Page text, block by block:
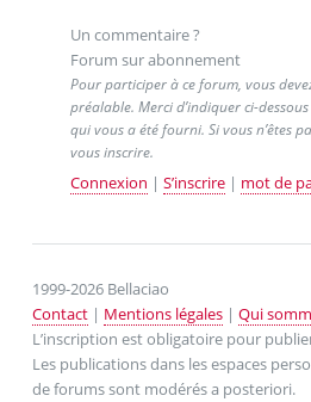
Un commentaire ?
Forum sur abonnement
Pour participer à ce forum, vous
préalable. Merci d’indiquer ci-
qui vous a été fourni. Si vous n’êtes
vous inscrire.
Connexion | S’inscrire| mot de
1999-2026 Bellaciao
Contact| Mentions légales| Qui
L’inscription est obligatoire pour
Les publications dans les espaces
de forums sont modérés a posteriori.